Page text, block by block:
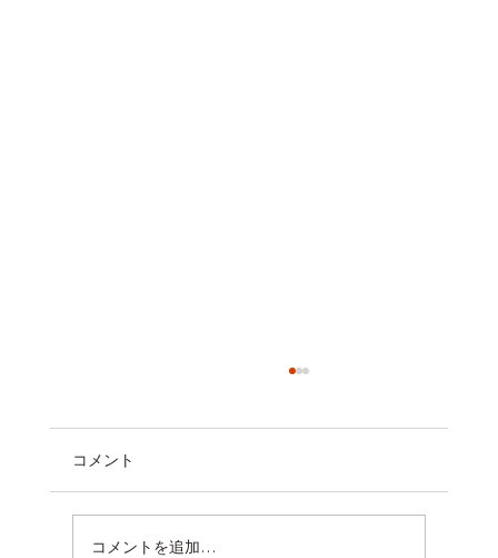
コメント
コメントを追加…